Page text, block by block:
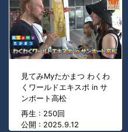
見てみMyたかまつ わくわ
くワールドエキスポ in サ
ンポート高松
再生 : 250回
公開 : 2025.9.12